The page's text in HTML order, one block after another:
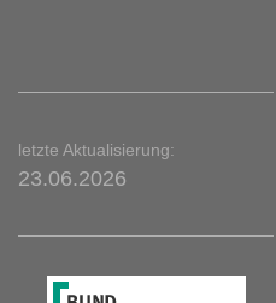
letzte Aktualisierung:
23.06.2026